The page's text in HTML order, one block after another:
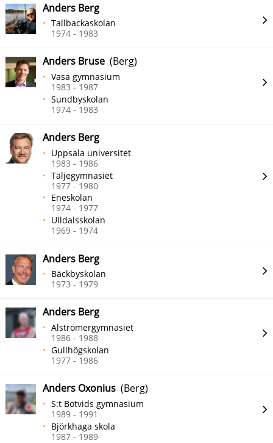
Anders Berg
Tallbackaskolan
1974 - 1983
Anders Bruse (Berg)
Vasa gymnasium
1983 - 1987
Sundbyskolan
1974 - 1983
Anders Berg
Uppsala universitet
1983 - 1986
Täljegymnasiet
1977 - 1980
Eneskolan
1974 - 1977
Ulldalsskolan
1969 - 1974
Anders Berg
Bäckbyskolan
1973 - 1979
Anders Berg
Alströmergymnasiet
1986 - 1988
Gullhögskolan
1977 - 1986
Anders Oxonius (Berg)
S:t Botvids gymnasium
1989 - 1991
Björkhaga skola
1987 - 1989